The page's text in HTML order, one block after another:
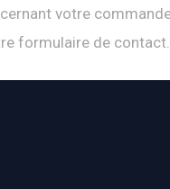
votre
formulaire de contact.